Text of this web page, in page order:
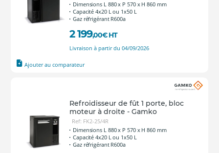
Dimensions L 880 x P 570 x H 860 mm
Capacité 4x20 L ou 1x50 L
Gaz réfrigérant R600a
2 199,00€ HT
Livraison à partir du 04/09/2026
Ajouter au comparateur
Refroidisseur de fût 1 porte, bloc
moteur à droite - Gamko
Ref: FK2-25/4R
Dimensions L 880 x P 570 x H 860 mm
Capacité 4x20 L ou 1x50 L
Gaz réfrigérant R600a